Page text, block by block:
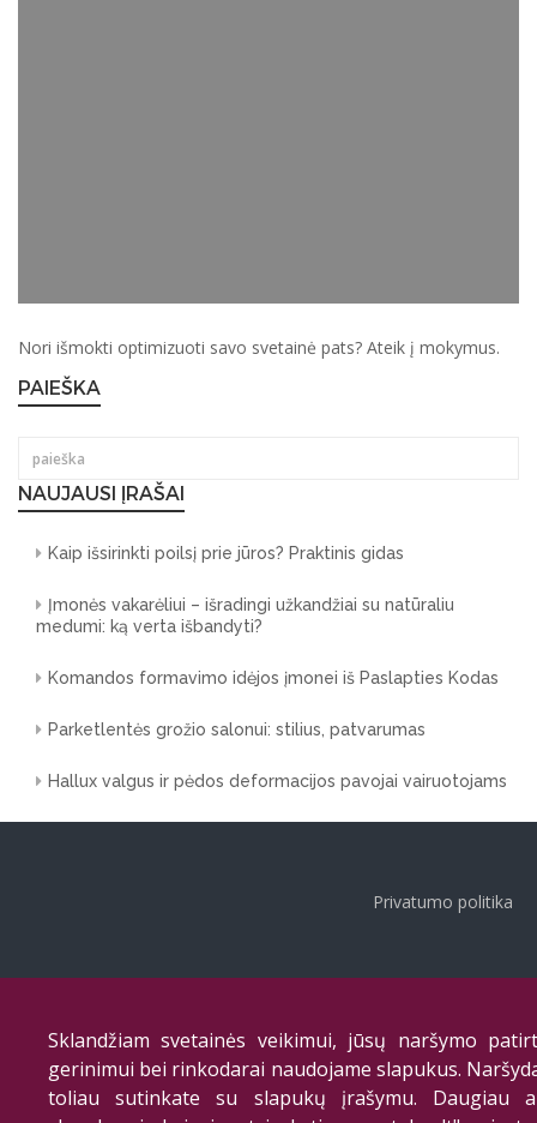
Sklandžiam svetainės veikimui, jūsų naršymo
gerinimui bei rinkodarai naudojame slapukus.
toliau sutinkate su slapukų įrašymu. Daugiau
Nori išmokti optimizuoti savo svetainė pats? Ateik į mokymus.
PAIEŠKA
NAUJAUSI ĮRAŠAI
Kaip išsirinkti poilsį prie jūros? Praktinis gidas
Įmonės vakarėliui – išradingi užkandžiai su natūraliu
medumi: ką verta išbandyti?
Komandos formavimo idėjos įmonei iš Paslapties Kodas
Parketlentės grožio salonui: stilius, patvarumas
Hallux valgus ir pėdos deformacijos pavojai vairuotojams
Privatumo politika